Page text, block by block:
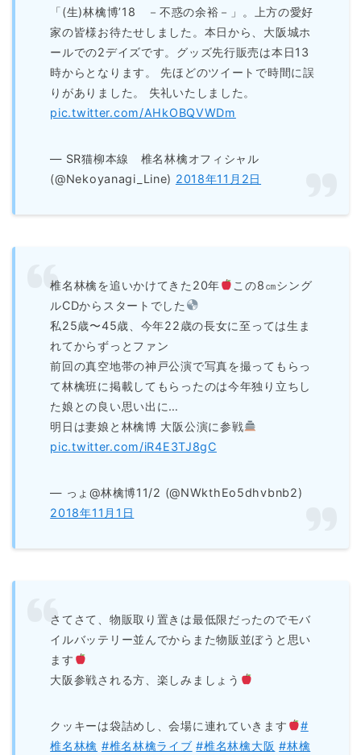
「(生)林檎博’18 －不惑の余裕－」。上方の愛好
家の皆様お待たせしました。本日から、大阪城ホ
ールでの2デイズです。グッズ先行販売は本日13
時からとなります。 先ほどのツイートで時間に誤
りがありました。 失礼いたしました。
pic.twitter.com/AHkOBQVWDm
— SR猫柳本線 椎名林檎オフィシャル
(@Nekoyanagi_Line) 2018年11月2日
椎名林檎を追いかけてきた20年
この8㎝シング
ルCDからスタートでした
私25歳〜45歳、今年22歳の長女に至っては生ま
れてからずっとファン
前回の真空地帯の神戸公演で写真を撮ってもらっ
て林檎班に掲載してもらったのは今年独り立ちし
た娘との良い思い出に…
明日は妻娘と林檎博 大阪公演に参戦
pic.twitter.com/iR4E3TJ8gC
— っょ@林檎博11/2 (@NWkthEo5dhvbnb2)
2018年11月1日
さてさて、物販取り置きは最低限だったのでモバ
イルバッテリー並んでからまた物販並ぼうと思い
ます
大阪参戦される方、楽しみましょう
クッキーは袋詰めし、会場に連れていきます
#
椎名林檎 #椎名林檎ライブ #椎名林檎大阪 #林檎